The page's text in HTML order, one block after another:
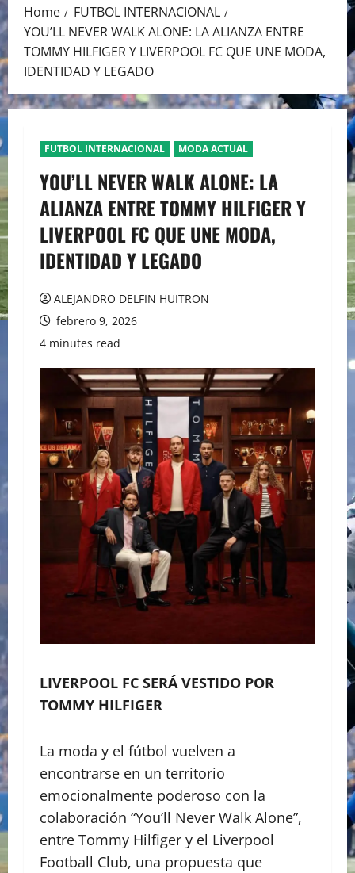
Home
FUTBOL INTERNACIONAL
YOU’LL NEVER WALK ALONE: LA ALIANZA ENTRE
TOMMY HILFIGER Y LIVERPOOL FC QUE UNE MODA,
IDENTIDAD Y LEGADO
FUTBOL INTERNACIONAL MODA ACTUAL
YOU’LL NEVER WALK ALONE: LA
ALIANZA ENTRE TOMMY HILFIGER Y
LIVERPOOL FC QUE UNE MODA,
IDENTIDAD Y LEGADO
ALEJANDRO DELFIN HUITRON
febrero 9, 2026
4 minutes read
LIVERPOOL FC SERÁ VESTIDO POR
TOMMY HILFIGER
La moda y el fútbol vuelven a
encontrarse en un territorio
emocionalmente poderoso con la
colaboración “You’ll Never Walk Alone”,
entre Tommy Hilfiger y el Liverpool
Football Club, una propuesta que